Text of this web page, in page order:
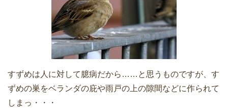
すずめは人に対して臆病だから……と思うものですが、す
ずめの巣をベランダの庇や雨戸の上の隙間などに作られて
しまっ・・・